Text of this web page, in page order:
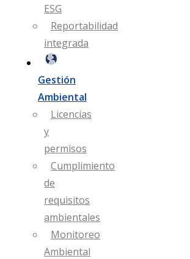
ESG
Reportabilidad
integrada
Gestión
Ambiental
Licencias
y
permisos
Cumplimiento
de
requisitos
ambientales
Monitoreo
Ambiental